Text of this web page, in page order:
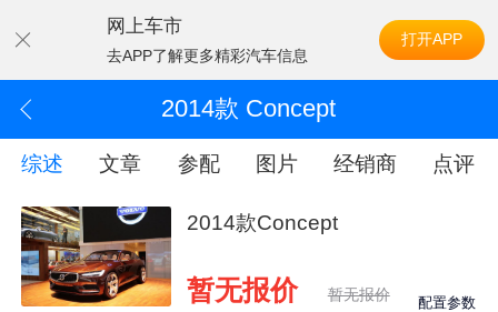
网上车市
去APP了解更多精彩汽车信息
打开APP
2014款 Concept
综述 文章 参配 图片 经销商 点评
2014款Concept
暂无报价 暂无报价 配置参数